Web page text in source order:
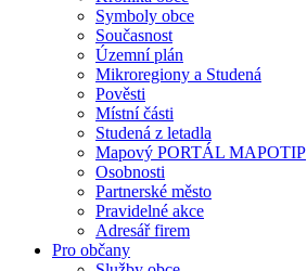
Symboly obce
Současnost
Územní plán
Mikroregiony a Studená
Pověsti
Místní části
Studená z letadla
Mapový PORTÁL MAPOTIP
Osobnosti
Partnerské město
Pravidelné akce
Adresář firem
Pro občany